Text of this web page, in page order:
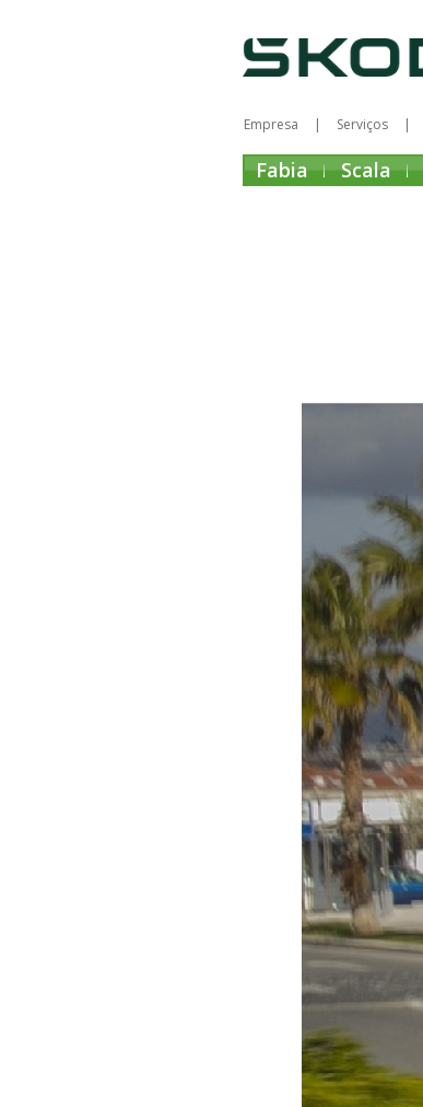
Empresa Serviços
Fabia Scala